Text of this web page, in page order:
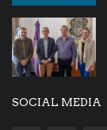
SOCIAL MEDIA